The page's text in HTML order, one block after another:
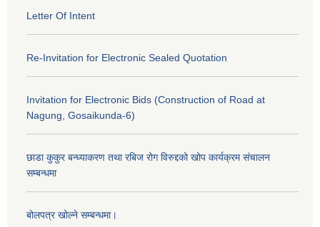
Letter Of Intent
Re-Invitation for Electronic Sealed Quotation
Invitation for Electronic Bids (Construction of Road at
Nagung, Gosaikunda-6)
छाडा कुकुर बन्ध्याकरण तथा रबिज रोग विरुद्दको खोप कार्यक्रम संचालन
सम्बन्धमा
बोलपत्र खोल्ने सम्बन्धमा।